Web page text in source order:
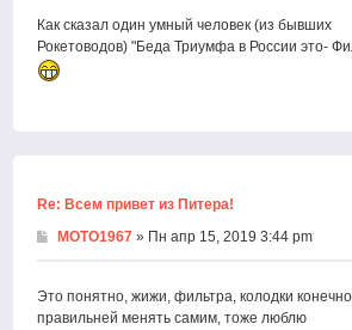
Как сказал один умный человек (из бывших
Рокетоводов) "Беда Триумфа в России это-
Re: Всем привет из Питера!
MOTO1967 » Пн апр 15, 2019 3:44 pm
Это понятно, жижи, фильтра, колодки конечно
правильней менять самим, тоже люблю